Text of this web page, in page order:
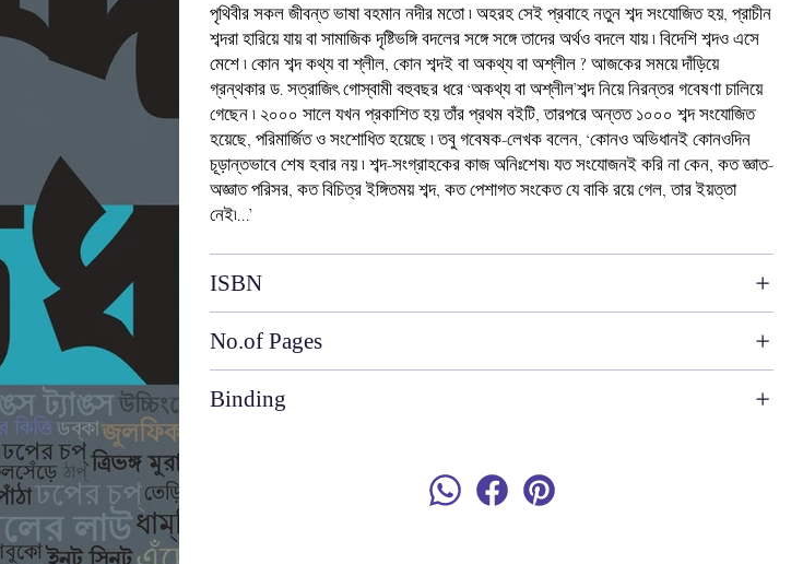
পৃথিবীর সকল জীবন্ত ভাষা বহমান নদীর মতো ৷ অহরহ সেই প্রবাহে নতুন শব্দ সংযোজিত হয়, প্রাচীন
শব্দরা হারিয়ে যায় বা সামাজিক দৃষ্টিভঙ্গি বদলের সঙ্গে সঙ্গে তাদের অর্থও বদলে যায় ৷ বিদেশি শব্দও এসে
মেশে ৷ কোন শব্দ কথ্য বা শ্লীল, কোন শব্দই বা অকথ্য বা অশ্লীল ? আজকের সময়ে দাঁড়িয়ে
গ্রন্থকার ড. সত্রাজিৎ গোস্বামী বহুবছর ধরে ‘অকথ্য বা অশ্লীল’শব্দ নিয়ে নিরন্তর গবেষণা চালিয়ে
গেছেন ৷ ২০০০ সালে যখন প্রকাশিত হয় তাঁর প্রথম বইটি, তারপরে অন্তত ১০০০ শব্দ সংযোজিত
হয়েছে, পরিমার্জিত ও সংশোধিত হয়েছে ৷ তবু গবেষক-লেখক বলেন, ‘কোনও অভিধানই কোনওদিন
চূড়ান্তভাবে শেষ হবার নয় ৷ শব্দ-সংগ্রাহকের কাজ অনিঃশেষ৷ যত সংযোজনই করি না কেন, কত জ্ঞাত-
অজ্ঞাত পরিসর, কত বিচিত্র ইঙ্গিতময় শব্দ, কত পেশাগত সংকেত যে বাকি রয়ে গেল, তার ইয়ত্তা
নেই৷...’
ISBN
No.of Pages
Binding